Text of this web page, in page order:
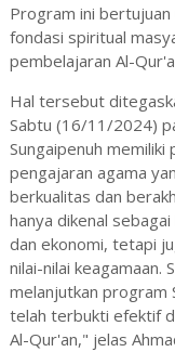
Program ini
fondasi spiritual
pembelajaran Al-
Hal tersebut
Sabtu (16/11/2024)
Sungaipenuh
pengajaran agama
berkualitas dan
hanya dikenal
dan ekonomi, tetapi
nilai-nilai keagamaan.
melanjutkan program
telah terbukti efektif
Al-Qur'an," jelas